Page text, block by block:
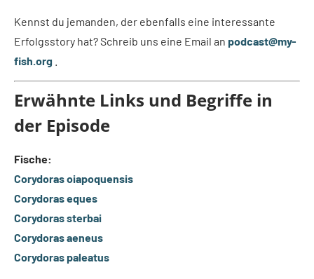
Kennst du jemanden, der ebenfalls eine interessante
Erfolgsstory hat? Schreib uns eine Email an podcast@my-
fish.org
Erwähnte Links und Begriffe in
der Episode
Fische:
Corydoras oiapoquensis
Corydoras eques
Corydoras sterbai
Corydoras aeneus
Corydoras paleatus